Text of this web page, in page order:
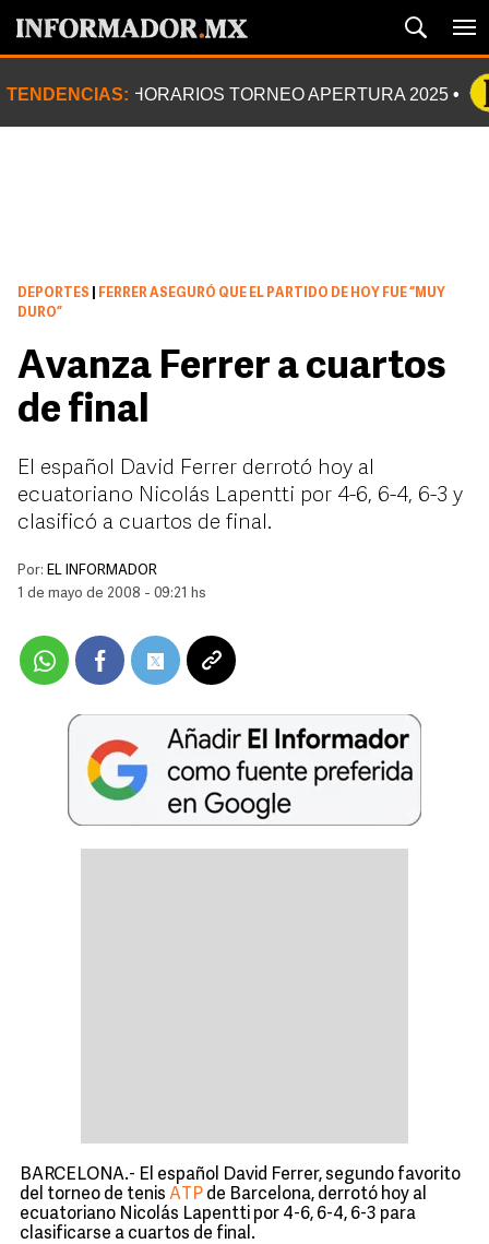
TENDENCIAS: HORARIOS TORNEO APERTURA 2025
DEPORTES
FERRER ASEGURÓ QUE EL PARTIDO DE HOY FUE “MUY
DURO”
Avanza Ferrer a cuartos
de final
El español David Ferrer derrotó hoy al
ecuatoriano Nicolás Lapentti por 4-6, 6-4, 6-3 y
clasificó a cuartos de final.
Por: EL INFORMADOR
1 de mayo de 2008 - 09:21 hs
BARCELONA.- El español David Ferrer, segundo favorito
del torneo de tenis ATP de Barcelona, derrotó hoy al
ecuatoriano Nicolás Lapentti por 4-6, 6-4, 6-3 para
clasificarse a cuartos de final.